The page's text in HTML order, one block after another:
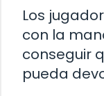
Los
con la
conseguir
pueda